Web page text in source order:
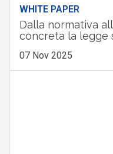
WHITE PAPER
Dalla normativa
concreta la legge
07 Nov 2025